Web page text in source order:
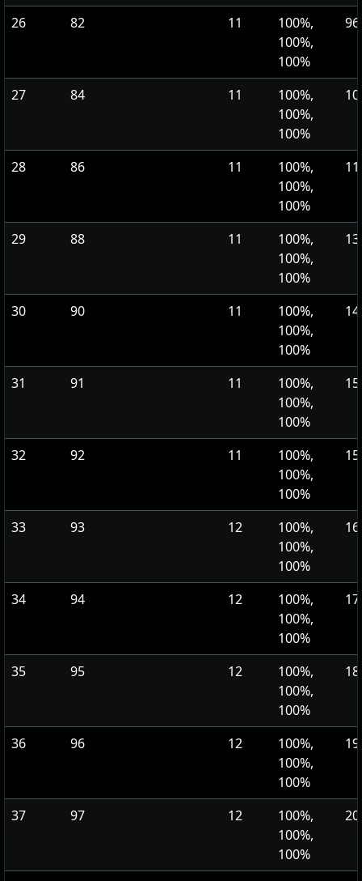
26 82 11
100%,
100%,
100%
27 84 11
100%,
100%,
100%
28 86 11
100%,
100%,
100%
29 88 11
100%,
100%,
100%
30 90 11
100%,
100%,
100%
31 91 11
100%,
100%,
100%
32 92 11
100%,
100%,
100%
33 93 12
100%,
100%,
100%
34 94 12
100%,
100%,
100%
35 95 12
100%,
100%,
100%
36 96 12
100%,
100%,
100%
37 97 12
100%,
100%,
100%